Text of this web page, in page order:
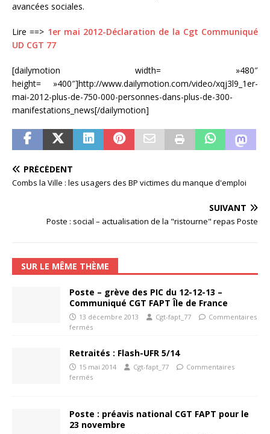
avancées sociales.
Lire ==> 1er mai 2012-Déclaration de la Cgt Communiqué
UD CGT 77
[dailymotion width= »480″
height= »400″]http://www.dailymotion.com/video/xqj3l9_1er-
mai-2012-plus-de-750-000-personnes-dans-plus-de-300-
manifestations_news[/dailymotion]
PRÉCÉDENT
Combs la Ville : les usagers des BP victimes du manque d'emploi
SUIVANT
Poste : social – actualisation de la "ristourne" repas Poste
SUR LE MÊME THÈME
Poste – grève des PIC du 12-12-13 –
Communiqué CGT FAPT Île de France
13 décembre 2013 Cgt-fapt_77
Commentaires
fermés
Retraités : Flash-UFR 5/14
15 mai 2014 Cgt-fapt_77
Commentaires
fermés
Poste : préavis national CGT FAPT pour le
23 novembre